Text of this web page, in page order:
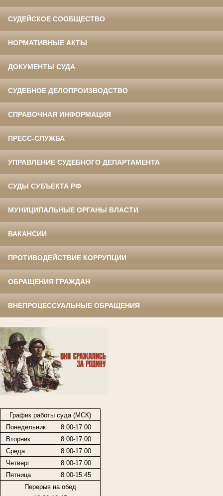
СУДЕЙСКОЕ СООБЩЕСТВО
НОРМАТИВНЫЕ АКТЫ
ДОКУМЕНТЫ СУДА
СУДЕБНОЕ ДЕЛОПРОИЗВОДСТВО
СПРАВОЧНАЯ ИНФОРМАЦИЯ
ПРЕСС-СЛУЖБА
УПРАВЛЕНИЕ СУДЕБНОГО ДЕПАРТАМЕНТА
СУДЫ СУБЪЕКТА РФ
МУНИЦИПАЛЬНЫЕ ОРГАНЫ ВЛАСТИ
ВАКАНСИИ
ПРОТИВОДЕЙСТВИЕ КОРРУПЦИИ
ОБРАЩЕНИЯ ГРАЖДАН
ВНЕПРОЦЕССУАЛЬНЫЕ ОБРАЩЕНИЯ
График работы суда (МСК)
Понедельник
8:00-17:00
Вторник
8:00-17:00
Среда
8:00-17:00
Четверг
8:00-17:00
Пятница
8:00-15:45
Перерыв на обед